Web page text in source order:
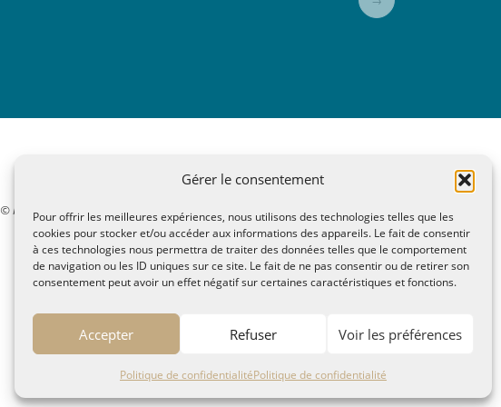
Gérer le consentement
Pour offrir les meilleures expériences, nous utilisons des technologies telles que les
cookies pour stocker et/ou accéder aux informations des appareils. Le fait de consentir
à ces technologies nous permettra de traiter des données telles que le comportement
de navigation ou les ID uniques sur ce site. Le fait de ne pas consentir ou de retirer son
consentement peut avoir un effet négatif sur certaines caractéristiques et fonctions.
Accepter Refuser Voir les préférences
Politique de confidentialitéPolitique de confidentialité
© MALTAE, Mémoire A Lire, Territoire A l'Ecoute / 1995-2025
32, chemin Saint Lazare - Hyères 83400
maltae2(arobase)gmail.com
Politique de confidentialité